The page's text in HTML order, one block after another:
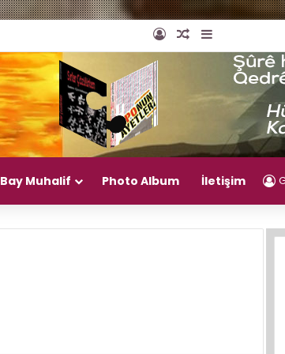
Giriş YapRastgele Makale
Kenar
Bay Muhalif Photo Album İletişim